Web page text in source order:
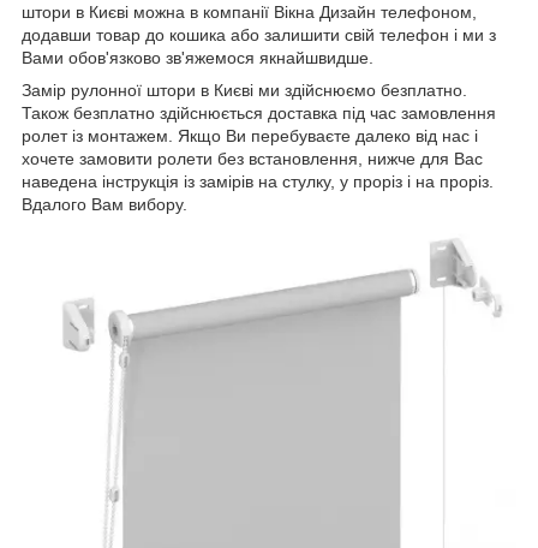
штори в Києві можна в компанії Вікна Дизайн телефоном,
додавши товар до кошика або залишити свій телефон і ми з
Вами обов'язково зв'яжемося якнайшвидше.
Замір рулонної штори в Києві ми здійснюємо безплатно.
Також безплатно здійснюється доставка під час замовлення
ролет із монтажем. Якщо Ви перебуваєте далеко від нас і
хочете замовити ролети без встановлення, нижче для Вас
наведена інструкція із замірів на стулку, у проріз і на проріз.
Вдалого Вам вибору.